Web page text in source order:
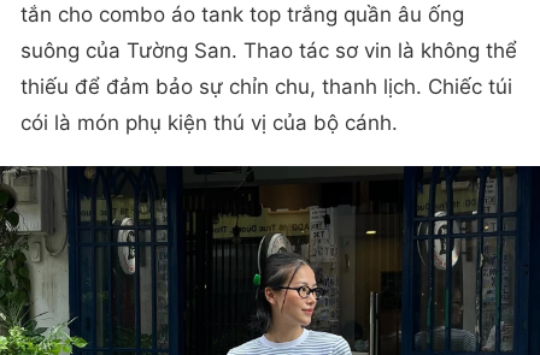
tắn cho combo áo tank top trắng quần âu ống
suông của Tường San. Thao tác sơ vin là không thể
thiếu để đảm bảo sự chỉn chu, thanh lịch. Chiếc túi
cói là món phụ kiện thú vị của bộ cánh.